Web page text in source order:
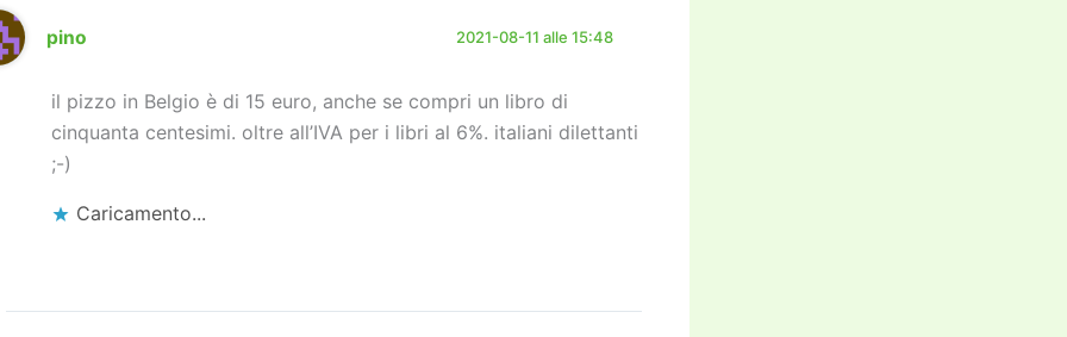
pino 2021-08-11 alle 15:48
il pizzo in Belgio è di 15 euro, anche se compri un libro di
cinquanta centesimi. oltre all’IVA per i libri al 6%. italiani dilettanti
;-)
Caricamento...